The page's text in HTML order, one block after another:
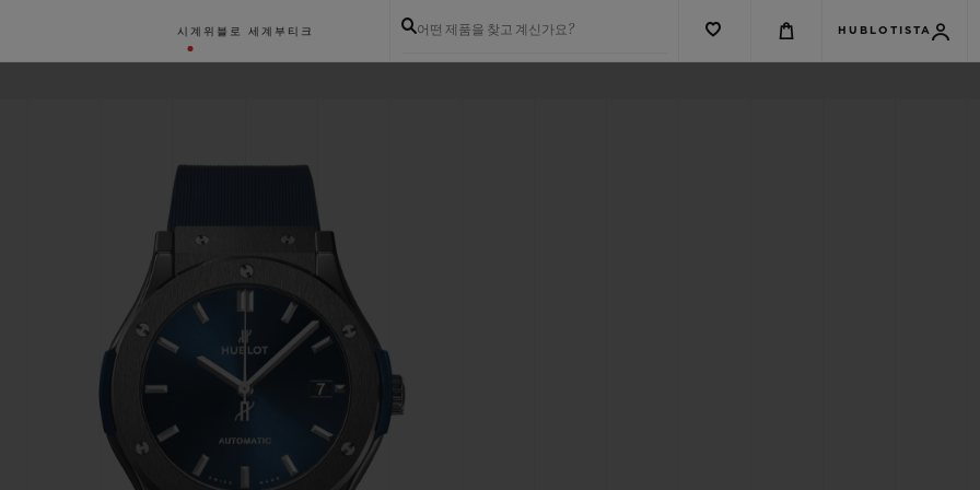
시계 위블로 세계 부티크 어떤 제품을 찾고 계신가요? HUBLOTISTA